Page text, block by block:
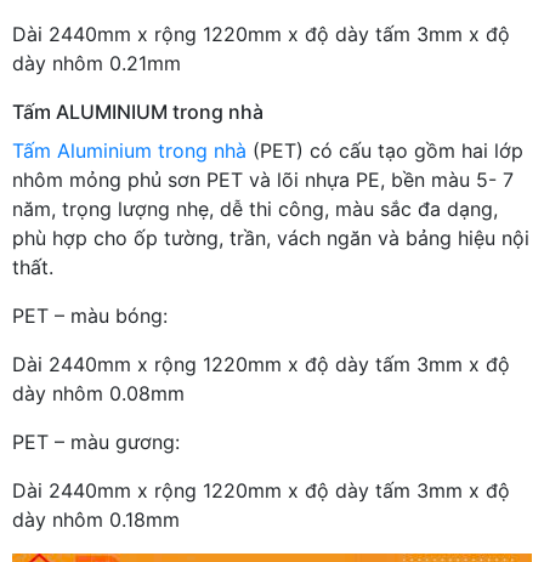
Dài 2440mm x rộng 1220mm x độ dày tấm 3mm x độ
dày nhôm 0.21mm
Tấm ALUMINIUM trong nhà
Tấm Aluminium trong nhà (PET) có cấu tạo gồm hai lớp
nhôm mỏng phủ sơn PET và lõi nhựa PE, bền màu 5- 7
năm, trọng lượng nhẹ, dễ thi công, màu sắc đa dạng,
phù hợp cho ốp tường, trần, vách ngăn và bảng hiệu nội
thất.
PET – màu bóng:
Dài 2440mm x rộng 1220mm x độ dày tấm 3mm x độ
dày nhôm 0.08mm
PET – màu gương:
Dài 2440mm x rộng 1220mm x độ dày tấm 3mm x độ
dày nhôm 0.18mm